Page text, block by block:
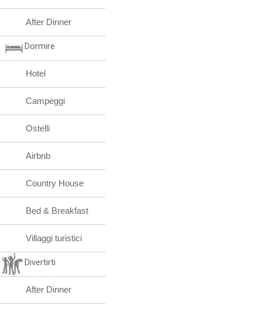
After Dinner
Dormire
Hotel
Campeggi
Ostelli
Airbnb
Country House
Bed & Breakfast
Villaggi turistici
Divertirti
After Dinner